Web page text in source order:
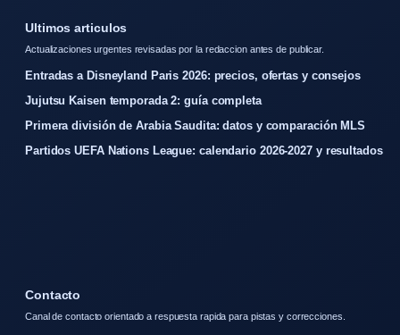
Ultimos articulos
Actualizaciones urgentes revisadas por la redaccion antes de publicar.
Entradas a Disneyland Paris 2026: precios, ofertas y consejos
Jujutsu Kaisen temporada 2: guía completa
Primera división de Arabia Saudita: datos y comparación MLS
Partidos UEFA Nations League: calendario 2026-2027 y resultados
Contacto
Canal de contacto orientado a respuesta rapida para pistas y correcciones.